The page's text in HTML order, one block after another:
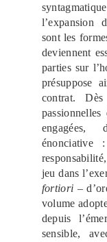
l’expansion
sont les
deviennent
parties sur
présuppose
contrat.
engagées,
énonciative
jeu dans
fortiori –
volume
depuis
sensible,